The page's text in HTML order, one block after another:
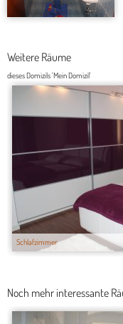
Weitere Räume
dieses Domizils 'Mein Domizil'
Schlafzimmer
Noch mehr interessante